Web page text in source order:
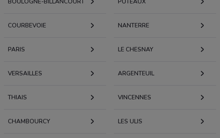
COURBEVOIE NANTERRE
PARIS LE CHESNAY
VERSAILLES ARGENTEUIL
THIAIS VINCENNES
CHAMBOURCY LES ULIS